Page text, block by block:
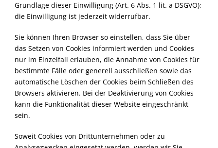
Grundlage dieser Einwilligung (Art. 6 Abs. 1 lit. a DSGVO);
die Einwilligung ist jederzeit widerrufbar.
Sie können Ihren Browser so einstellen, dass Sie über
das Setzen von Cookies informiert werden und Cookies
nur im Einzelfall erlauben, die Annahme von Cookies für
bestimmte Fälle oder generell ausschließen sowie das
automatische Löschen der Cookies beim Schließen des
Browsers aktivieren. Bei der Deaktivierung von Cookies
kann die Funktionalität dieser Website eingeschränkt
sein.
Soweit Cookies von Drittunternehmen oder zu